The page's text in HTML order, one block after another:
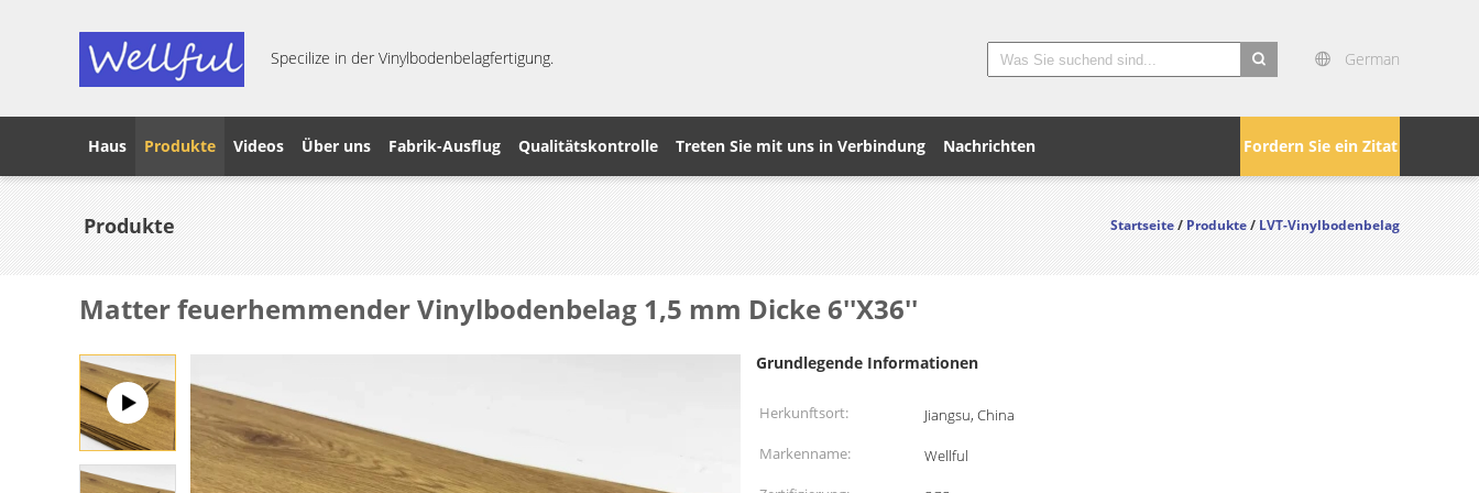
Specilize in der Vinylbodenbelagfertigung.
German
Fordern Sie ein Zitat
Haus Produkte Videos Über uns Fabrik-Ausflug Qualitätskontrolle Treten Sie mit uns in Verbindung Nachrichten
Produkte Startseite/Produkte/LVT-Vinylbodenbelag
Matter feuerhemmender Vinylbodenbelag 1,5 mm Dicke 6''X36''
Grundlegende Informationen
Herkunftsort:
Jiangsu, China
Markenname:
Wellful